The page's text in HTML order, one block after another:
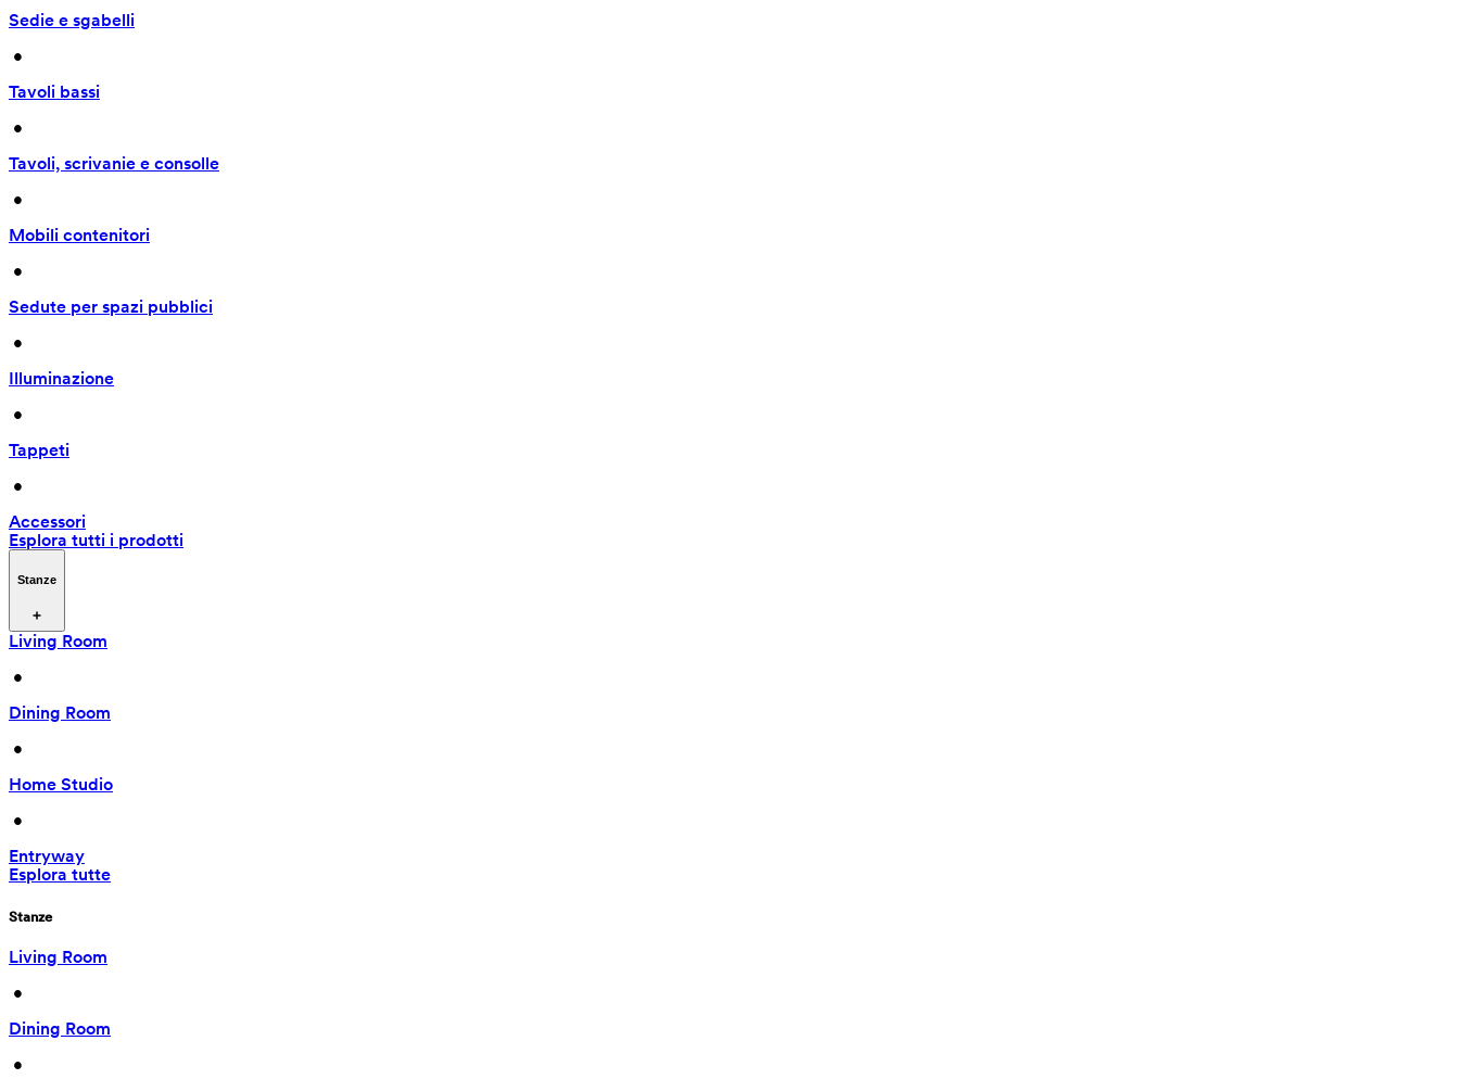
Sedie e sgabelli
•
Tavoli bassi
•
Tavoli, scrivanie e consolle
•
Mobili contenitori
•
Sedute per spazi pubblici
•
Illuminazione
•
Tappeti
•
Accessori
Esplora tutti i prodotti
Stanze
Living Room
•
Dining Room
•
Home Studio
•
Entryway
Esplora tutte
Stanze
Living Room
•
Dining Room
•